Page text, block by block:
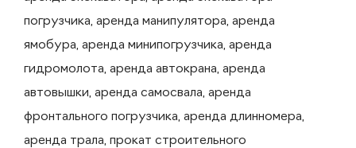
погрузчика, аренда манипулятора, аренда
ямобура, аренда минипогрузчика, аренда
гидромолота, аренда автокрана, аренда
автовышки, аренда самосвала, аренда
фронтального погрузчика, аренда длинномера,
аренда трала, прокат строительного